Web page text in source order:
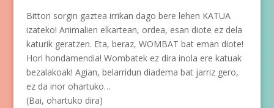
Bittori sorgin gaztea irrikan dago bere lehen KATUA
izateko! Animalien elkartean, ordea, esan diote ez dela
katurik geratzen. Eta, beraz, WOMBAT bat eman diote!
Hori hondamendia! Wombatek ez dira inola ere katuak
bezalakoak! Agian, belarridun diadema bat jarriz gero,
ez da inor ohartuko…
(Bai, ohartuko dira)